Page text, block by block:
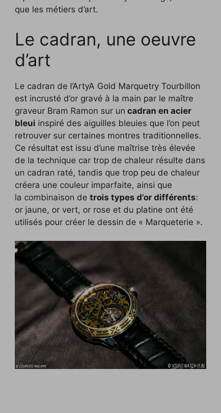
que les métiers d’art.
Le cadran, une oeuvre
d’art
Le cadran de l’ArtyA Gold Marquetry Tourbillon
est incrusté d’or gravé à la main par le maître
graveur Bram Ramon sur un cadran en acier
bleui inspiré des aiguilles bleuies que l’on peut
retrouver sur certaines montres traditionnelles.
Ce résultat est issu d’une maîtrise très élevée
de la technique car trop de chaleur résulte dans
un cadran raté, tandis que trop peu de chaleur
créera une couleur imparfaite, ainsi que
la combinaison de trois types d’or différents:
or jaune, or vert, or rose et du platine ont été
utilisés pour créer le dessin de « Marqueterie ».